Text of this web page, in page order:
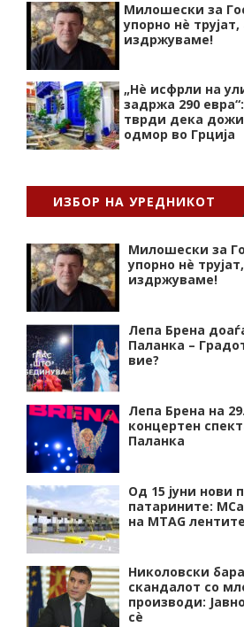
Милошески за
упорно нѐ
издржуваме!
„Нѐ исфрли на
задржа 290
тврди дека
одмор во Грција
ИЗБОР НА УРЕДНИКОТ
Милошески за
упорно нѐ
издржуваме!
Лепа Брена
Паланка –
вие?
Лепа Брена на
концертен
Паланка
Од 15 јуни нови
патарините:
на MTAG лентите
Николовски
скандалот со
производи:
сѐ